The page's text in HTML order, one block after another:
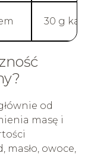
30 g
od
masę i
masło, owoce,